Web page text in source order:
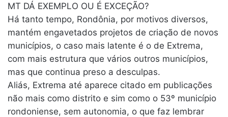
MT DÁ EXEMPLO OU É EXCEÇÃO?
Há tanto tempo, Rondônia, por motivos diversos,
mantém engavetados projetos de criação de novos
municípios, o caso mais latente é o de Extrema,
com mais estrutura que vários outros municípios,
mas que continua preso a desculpas.
Aliás, Extrema até aparece citado em publicações
não mais como distrito e sim como o 53º município
rondoniense, sem autonomia, o que faz lembrar